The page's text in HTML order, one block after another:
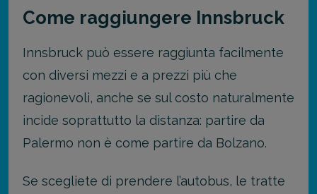
Come raggiungere Innsbruck
Innsbruck può essere raggiunta facilmente
con diversi mezzi e a prezzi più che
ragionevoli, anche se sul costo naturalmente
incide soprattutto la distanza: partire da
Palermo non è come partire da Bolzano.
Se scegliete di prendere l’autobus, le tratte